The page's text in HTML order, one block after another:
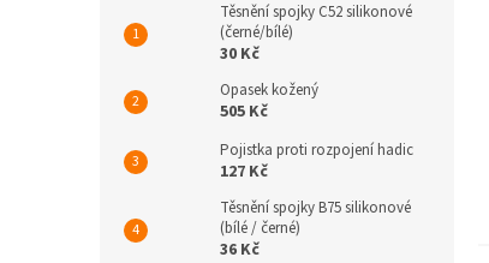
Těsnění spojky C52 silikonové
(černé/bílé)
30 Kč
Opasek kožený
505 Kč
Pojistka proti rozpojení hadic
127 Kč
Těsnění spojky B75 silikonové
(bílé / černé)
36 Kč